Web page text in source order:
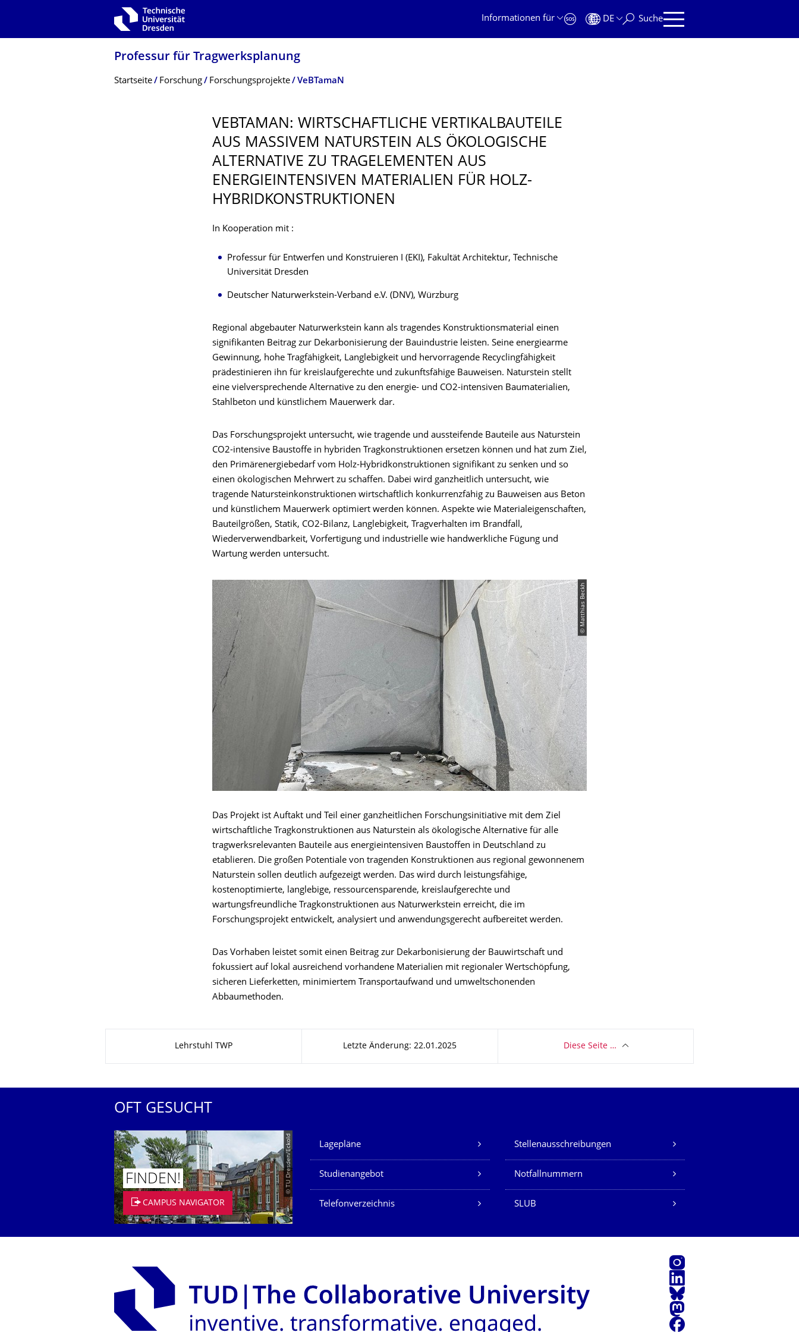
Zur Hauptnavigation springen
Informationen für
DE Suche
Professur für Tragwerksplanung
Breadcrumb-Menü
Startseite Forschung Forschungsprojekte VeBTamaN
VEBTAMAN: WIRTSCHAFTLICHE VERTIKALBAUTEI­LE
AUS MASSIVEM NATURSTEIN ALS ÖKOLOGISCHE
ALTERNATIVE ZU TRAGELEMENTEN AUS
ENERGIEINTENSI­VEN MATERIALIEN FÜR HOLZ-
HYBRIDKONSTRUK­TIONEN
In Kooperation mit :
Professur für Entwerfen und Konstruieren I (EKI), Fakultät Architektur, Technische
Universität Dresden
Deutscher Naturwerkstein-Verband e.V. (DNV), Würzburg
Regional abgebauter Naturwerkstein kann als tragendes Konstruktionsmaterial einen
signifikanten Beitrag zur Dekarbonisierung der Bauindustrie leisten. Seine energiearme
Gewinnung, hohe Tragfähigkeit, Langlebigkeit und hervorragende Recyclingfähigkeit
prädestinieren ihn für kreislaufgerechte und zukunftsfähige Bauweisen. Naturstein stellt
eine vielversprechende Alternative zu den energie- und CO2-intensiven Baumaterialien,
Stahlbeton und künstlichem Mauerwerk dar.
Das Forschungsprojekt untersucht, wie tragende und aussteifende Bauteile aus Naturstein
CO2-intensive Baustoffe in hybriden Tragkonstruktionen ersetzen können und hat zum Ziel,
den Primärenergiebedarf vom Holz-Hybridkonstruktionen signifikant zu senken und so
einen ökologischen Mehrwert zu schaffen. Dabei wird ganzheitlich untersucht, wie
tragende Natursteinkonstruktionen wirtschaftlich konkurrenzfähig zu Bauweisen aus Beton
und künstlichem Mauerwerk optimiert werden können. Aspekte wie Materialeigenschaften,
Bauteilgrößen, Statik, CO2-Bilanz, Langlebigkeit, Tragverhalten im Brandfall,
Wiederverwendbarkeit, Vorfertigung und industrielle wie handwerkliche Fügung und
Wartung werden untersucht.
© Matthias Beckh
Das Projekt ist Auftakt und Teil einer ganzheitlichen Forschungsinitiative mit dem Ziel
wirtschaftliche Tragkonstruktionen aus Naturstein als ökologische Alternative für alle
tragwerksrelevanten Bauteile aus energieintensiven Baustoffen in Deutschland zu
etablieren. Die großen Potentiale von tragenden Konstruktionen aus regional gewonnenem
Naturstein sollen deutlich aufgezeigt werden. Das wird durch leistungsfähige,
kostenoptimierte, langlebige, ressourcensparende, kreislaufgerechte und
wartungsfreundliche Tragkonstruktionen aus Naturwerkstein erreicht, die im
Forschungsprojekt entwickelt, analysiert und anwendungsgerecht aufbereitet werden.
Das Vorhaben leistet somit einen Beitrag zur Dekarbonisierung der Bauwirtschaft und
fokussiert auf lokal ausreichend vorhandene Materialien mit regionaler Wertschöpfung,
sicheren Lieferketten, minimiertem Transportaufwand und umweltschonenden
Abbaumethoden.
Lehrstuhl TWP Letzte Änderung: 22.01.2025 Diese Seite …
OFT GESUCHT
© TU Dresden/Eckold
FINDEN!
CAMPUS NAVIGATOR
Unsere Dienste
Lagepläne Stellenausschreibungen
Studienangebot Notfallnummern
Telefonverzeichnis SLUB
Instagram
LinkedIn
Bluesky
Mastodon
Facebook